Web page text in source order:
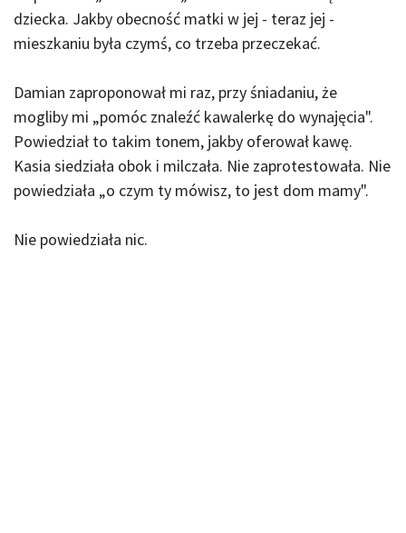
dziecka. Jakby obecność matki w jej - teraz jej -
mieszkaniu była czymś, co trzeba przeczekać.
Damian zaproponował mi raz, przy śniadaniu, że
mogliby mi „pomóc znaleźć kawalerkę do wynajęcia".
Powiedział to takim tonem, jakby oferował kawę.
Kasia siedziała obok i milczała. Nie zaprotestowała. Nie
powiedziała „o czym ty mówisz, to jest dom mamy".
Nie powiedziała nic.